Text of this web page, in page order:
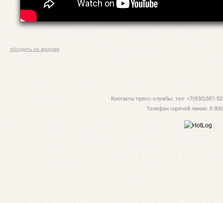
обсудить на форуме
Контакты пресс-службы. тел: +7(930)387-
Телефон горячей линии: 8